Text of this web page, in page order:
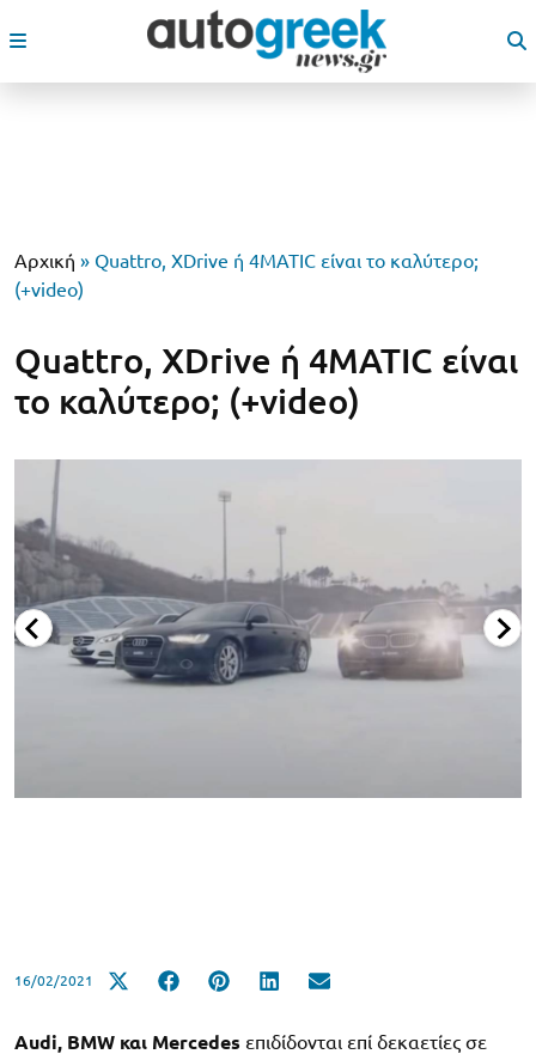
Αρχική » Quattro, XDrive ή 4MATIC είναι το καλύτερο;
(+video)
Quattro, XDrive ή 4MATIC είναι
το καλύτερο; (+video)
16/02/2021
Audi, BMW και Mercedes επιδίδονται επί δεκαετίες σε